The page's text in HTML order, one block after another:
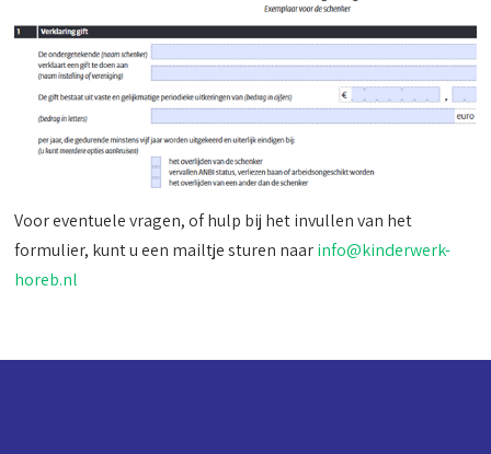
Voor eventuele vragen, of hulp bij het invullen van het
formulier, kunt u een mailtje sturen naarinfo@kinderwerk-
horeb.nl